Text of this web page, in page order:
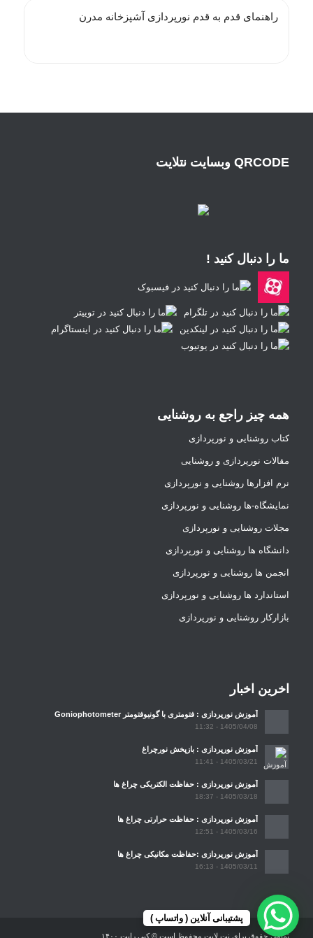
راهنمای قدم به قدم نورپردازی آشپزخانه مدرن
QRCODE وبسایت نتلایت
ما را دنبال کنید !
همه چیز راجع به روشنایی
کتاب روشنایی و نورپردازی
مقالات نورپردازی و روشنایی
نرم افزارها روشنایی و نورپردازی
نمایشگاه-ها روشنایی و نورپردازی
مجلات روشنایی و نورپردازی
دانشگاه ها روشنایی و نورپردازی
انجمن ها روشنایی و نورپردازی
استاندارد ها روشنایی و نورپردازی
بازارکار روشنایی و نورپردازی
اخرین اخبار
آموزش نورپردازی : فتومتری با گونیوفتومتر Goniophotometer
1405/04/08 - 11:32
آموزش نورپردازی : بازپخش نورچراغ
1405/03/21 - 11:41
آموزش نورپردازی : حفاظت الکتریکی چراغ ها
1405/03/18 - 18:37
آموزش نورپردازی : حفاظت حرارتی چراغ ها
1405/03/16 - 12:51
آموزش نورپردازی :حفاظت مکانیکی چراغ ها
1405/03/11 - 16:13
تمامی حقوق برای نت لایت محفوظ است © کپی رایت ۱۴۰۰
پشتیبانی آنلاین ( واتساپ )